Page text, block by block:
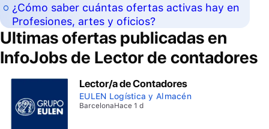
¿Cómo saber cuántas ofertas activas hay en
Profesiones, artes y oficios?
Ultimas ofertas publicadas en
InfoJobs de Lector de contadores
Lector/a de Contadores
EULEN Logística y Almacén
BarcelonaHace 1 d